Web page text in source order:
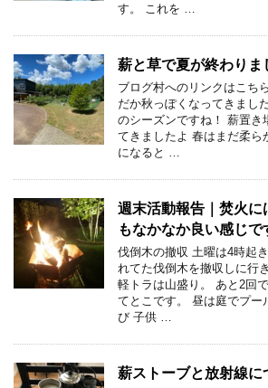
す。 これを …
薪と草で夏が終わりま
ブログ村へのリンクはこち
だか秋っぽくなってきまし
のシーズンですね！ 薪置き
てきましたよ 春はまだ柔ら
になると …
週末活動報告｜焚火に
もなかなか良い感じで
伐倒木の撤収 土曜は4時起
れてた伐倒木を撤収しに行
軽トラは山盛り。 あと2回
てとこです。 昼は庭でプー
び 子供 …
薪ストーブと放射線に